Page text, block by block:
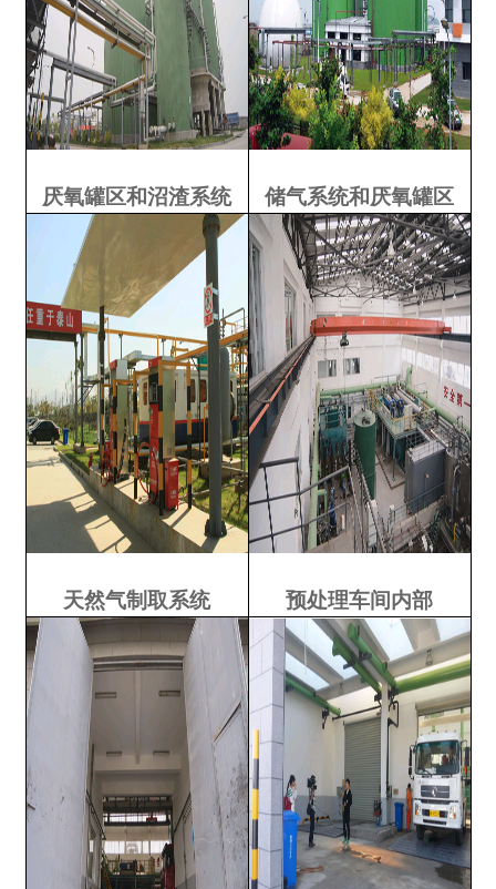
厌氧罐区和沼渣系统 储气系统和厌氧罐区
天然气制取系统 预处理车间内部